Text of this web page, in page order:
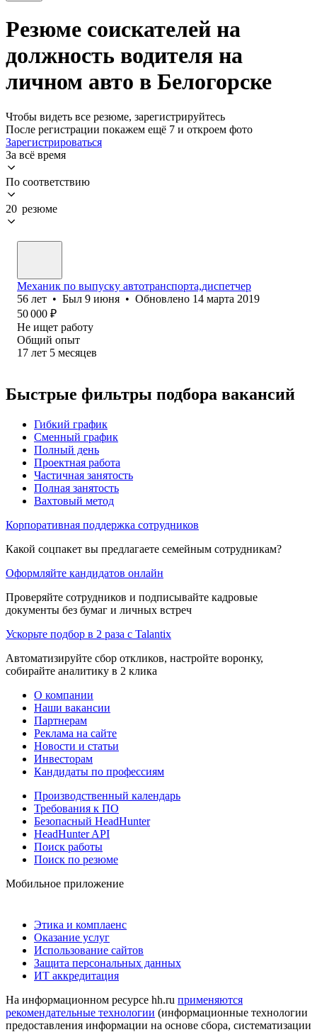
Резюме соискателей на
должность водителя на
личном авто в Белогорске
Чтобы видеть все резюме, зарегистрируйтесь
После регистрации покажем ещё 7 и откроем фото
Зарегистрироваться
За всё время
По соответствию
20 резюме
Механик по выпуску автотранспорта,диспетчер
56 лет • Был 9 июня • Обновлено 14 марта 2019
50 000 ₽
Не ищет работу
Общий опыт
17 лет 5 месяцев
Быстрые фильтры подбора вакансий
Гибкий график
Сменный график
Полный день
Проектная работа
Частичная занятость
Полная занятость
Вахтовый метод
Корпоративная поддержка сотрудников
Какой соцпакет вы предлагаете семейным сотрудникам?
Оформляйте кандидатов онлайн
Проверяйте сотрудников и подписывайте кадровые
документы без бумаг и личных встреч
Ускорьте подбор в 2 раза с Talantix
Автоматизируйте сбор откликов, настройте воронку,
собирайте аналитику в 2 клика
О компании
Наши вакансии
Партнерам
Реклама на сайте
Новости и статьи
Инвесторам
Кандидаты по профессиям
Производственный календарь
Требования к ПО
Безопасный HeadHunter
HeadHunter API
Поиск работы
Поиск по резюме
Мобильное приложение
Этика и комплаенс
Оказание услуг
Использование сайтов
Защита персональных данных
ИТ аккредитация
На информационном ресурсе hh.ru применяются
рекомендательные технологии (информационные технологии
предоставления информации на основе сбора, систематизации